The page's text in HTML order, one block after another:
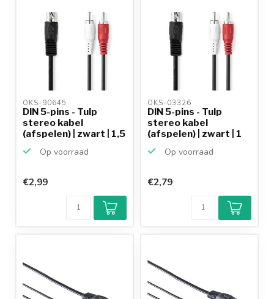
OKS-90645
DIN 5-pins - Tulp
stereo kabel
(afspelen) | zwart | 1,5
Op voorraad
€2,99
OKS-03326
DIN 5-pins - Tulp
stereo kabel
(afspelen) | zwart | 1
Op voorraad
€2,79